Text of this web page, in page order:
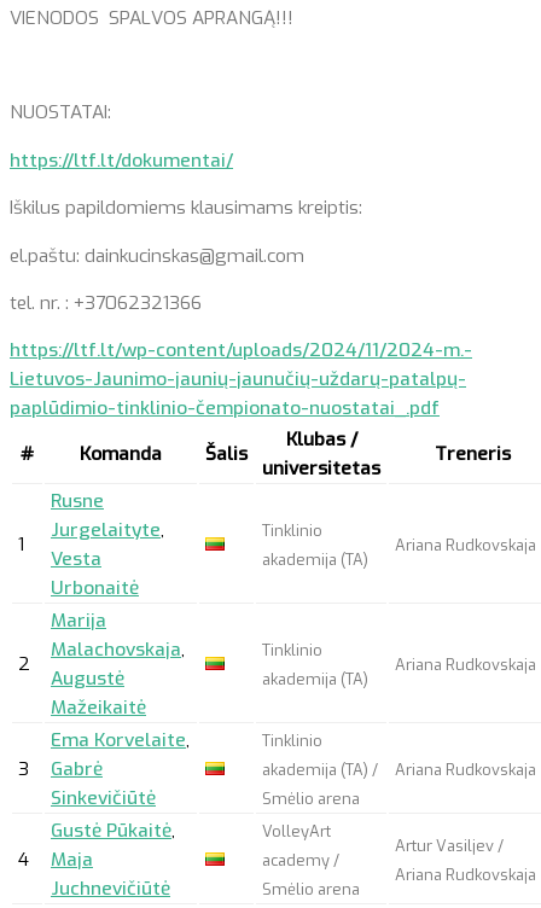
VIENODOS SPALVOS APRANGĄ!!!
NUOSTATAI:
https://ltf.lt/dokumentai/
Iškilus papildomiems klausimams kreiptis:
el.paštu: dainkucinskas@gmail.com
tel. nr. : +37062321366
https://ltf.lt/wp-content/uploads/2024/11/2024-m.-
Lietuvos-Jaunimo-jaunių-jaunučių-uždarų-patalpų-
paplūdimio-tinklinio-čempionato-nuostatai_.pdf
#
Komanda Šalis
Klubas /
universitetas
Treneris
1
Rusne
Jurgelaityte,
Vesta
Urbonaitė
Tinklinio
akademija (TA)
Ariana Rudkovskaja
2
Marija
Malachovskaja,
Augustė
Mažeikaitė
Tinklinio
akademija (TA)
Ariana Rudkovskaja
3
Ema Korvelaite,
Gabrė
Sinkevičiūtė
Tinklinio
akademija (TA) /
Smėlio arena
Ariana Rudkovskaja
4
Gustė Pūkaitė,
Maja
Juchnevičiūtė
VolleyArt
academy /
Smėlio arena
Artur Vasiljev /
Ariana Rudkovskaja